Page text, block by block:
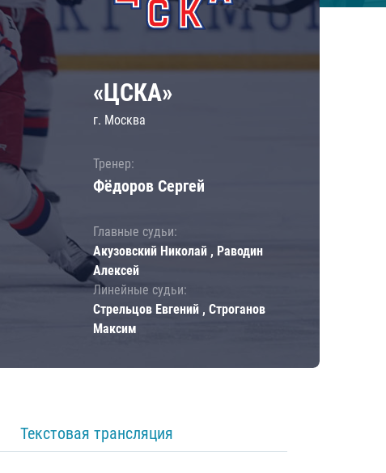
«ЦСКА»
г. Москва
Тренер:
Фёдоров Сергей
Главные судьи:
Акузовский Николай , Раводин
Алексей
Линейные судьи:
Стрельцов Евгений , Строганов
Максим
Текстовая трансляция